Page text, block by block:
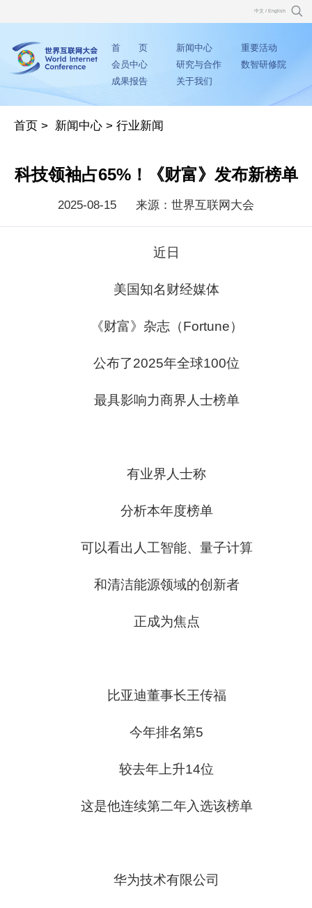
中文 / English
首 页 新闻中心
重要活动
会员中心
研究与合作
数智研修院
成果报告
关于我们
首页 > 新闻中心 >行业新闻
科技领袖占65%！《财富》发布新榜单
2025-08-15 来源：世界互联网大会
近日
美国知名财经媒体
《财富》杂志（Fortune）
公布了2025年全球100位
最具影响力商界人士榜单
有业界人士称
分析本年度榜单
可以看出人工智能、量子计算
和清洁能源领域的创新者
正成为焦点
比亚迪董事长王传福
今年排名第5
较去年上升14位
这是他连续第二年入选该榜单
华为技术有限公司